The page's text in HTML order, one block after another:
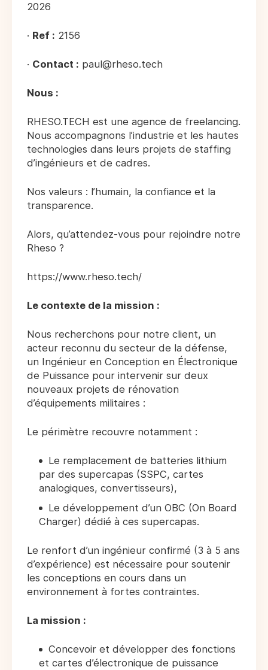
2026
· Ref : 2156
· Contact : paul@rheso.tech
Nous :
RHESO.TECH est une agence de freelancing.
Nous accompagnons l’industrie et les hautes
technologies dans leurs projets de staffing
d’ingénieurs et de cadres.
Nos valeurs : l’humain, la confiance et la
transparence.
Alors, qu’attendez-vous pour rejoindre notre
Rheso ?
https://www.rheso.tech/
Le contexte de la mission :
Nous recherchons pour notre client, un
acteur reconnu du secteur de la défense,
un Ingénieur en Conception en Électronique
de Puissance pour intervenir sur deux
nouveaux projets de rénovation
d’équipements militaires :
Le périmètre recouvre notamment :
Le remplacement de batteries lithium
par des supercapas (SSPC, cartes
analogiques, convertisseurs),
Le développement d’un OBC (On Board
Charger) dédié à ces supercapas.
Le renfort d’un ingénieur confirmé (3 à 5 ans
d’expérience) est nécessaire pour soutenir
les conceptions en cours dans un
environnement à fortes contraintes.
La mission :
Concevoir et développer des fonctions
et cartes d’électronique de puissance